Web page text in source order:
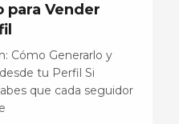
para Vender
Cómo Generarlo y
tu Perfil Si
que cada seguidor